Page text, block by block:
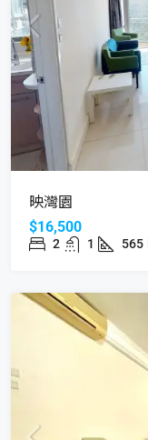
映灣園
$16,500
2 1 565